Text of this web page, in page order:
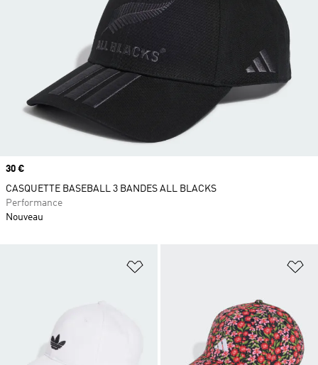
Ajouter à la Liste de produits
Prix
30 €
CASQUETTE BASEBALL 3 BANDES ALL BLACKS
Performance
Nouveau